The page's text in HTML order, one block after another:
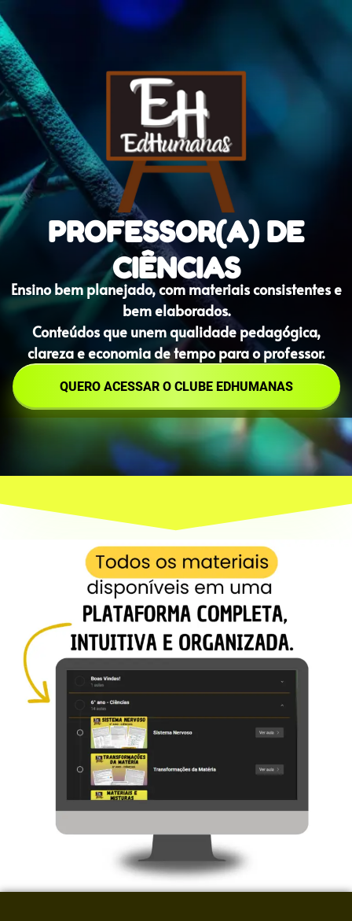
PROFESSOR(A) DE
CIÊNCIAS
Ensino bem planejado, com materiais consistentes e
bem elaborados.
Conteúdos que unem qualidade pedagógica,
clareza e economia de tempo para o professor.
QUERO ACESSAR O CLUBE EDHUMANAS